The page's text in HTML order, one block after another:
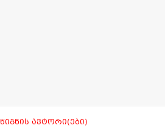
ᲬᲘᲒᲜᲘᲡ ᲐᲕᲢᲝᲠᲘ(ᲔᲑᲘ)